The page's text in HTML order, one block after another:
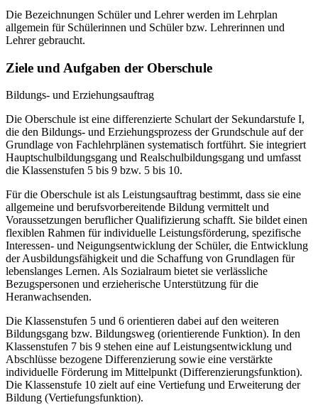
Die Bezeichnungen Schüler und Lehrer werden im Lehrplan
allgemein für Schülerinnen und Schüler bzw. Lehrerinnen und
Lehrer gebraucht.
Ziele und Aufgaben der Oberschule
Bildungs- und Erziehungsauftrag
Die Oberschule ist eine differenzierte Schulart der Sekundarstufe I,
die den Bildungs- und Erziehungsprozess der Grundschule auf der
Grundlage von Fachlehrplänen systematisch fortführt. Sie integriert
Hauptschulbildungsgang und Realschulbildungsgang und umfasst
die Klassenstufen 5 bis 9 bzw. 5 bis 10.
Für die Oberschule ist als Leistungsauftrag bestimmt, dass sie eine
allgemeine und berufsvorbereitende Bildung vermittelt und
Voraussetzungen beruflicher Qualifizierung schafft. Sie bildet einen
flexiblen Rahmen für individuelle Leistungsförderung, spezifische
Interessen- und Neigungsentwicklung der Schüler, die Entwicklung
der Ausbildungsfähigkeit und die Schaffung von Grundlagen für
lebenslanges Lernen. Als Sozialraum bietet sie verlässliche
Bezugspersonen und erzieherische Unterstützung für die
Heranwachsenden.
Die Klassenstufen 5 und 6 orientieren dabei auf den weiteren
Bildungsgang bzw. Bildungsweg (orientierende Funktion). In den
Klassenstufen 7 bis 9 stehen eine auf Leistungsentwicklung und
Abschlüsse bezogene Differenzierung sowie eine verstärkte
individuelle Förderung im Mittelpunkt (Differenzierungsfunktion).
Die Klassenstufe 10 zielt auf eine Vertiefung und Erweiterung der
Bildung (Vertiefungsfunktion).